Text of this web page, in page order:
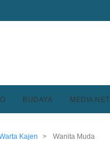
BUDAYA MEDIA NET
Kajen >
Wanita Muda